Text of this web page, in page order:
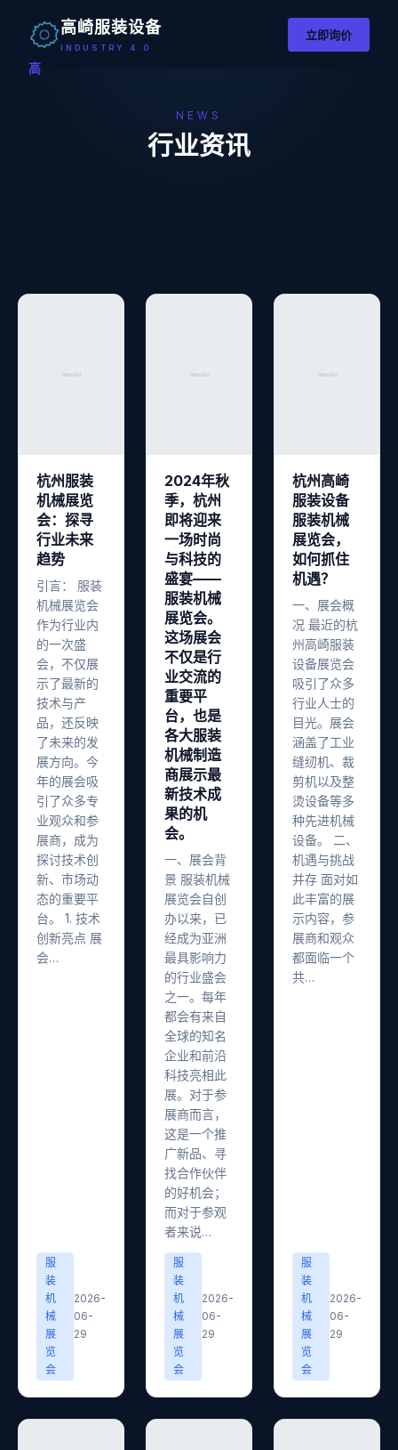
高
高崎服装设备
INDUSTRY 4.0
立即询价
NEWS
行业资讯
杭州服装
机械展览
会：探寻
行业未来
趋势
引言： 服装
机械展览会
作为行业内
的一次盛
会，不仅展
示了最新的
技术与产
品，还反映
了未来的发
展方向。今
年的展会吸
引了众多专
业观众和参
展商，成为
探讨技术创
新、市场动
态的重要平
台。 1. 技术
创新亮点 展
会…
服
装
机
械
展
览
会
2026-
06-
29
2024年秋
季，杭州
即将迎来
一场时尚
与科技的
盛宴——
服装机械
展览会。
这场展会
不仅是行
业交流的
重要平
台，也是
各大服装
机械制造
商展示最
新技术成
果的机
会。
一、展会背
景 服装机械
展览会自创
办以来，已
经成为亚洲
最具影响力
的行业盛会
之一。每年
都会有来自
全球的知名
企业和前沿
科技亮相此
展。对于参
展商而言，
这是一个推
广新品、寻
找合作伙伴
的好机会；
而对于参观
者来说…
服
装
机
械
展
览
会
2026-
06-
29
杭州高崎
服装设备
服装机械
展览会，
如何抓住
机遇？
一、展会概
况 最近的杭
州高崎服装
设备展览会
吸引了众多
行业人士的
目光。展会
涵盖了工业
缝纫机、裁
剪机以及整
烫设备等多
种先进机械
设备。 二、
机遇与挑战
并存 面对如
此丰富的展
示内容，参
展商和观众
都面临一个
共…
服
装
机
械
展
览
会
2026-
06-
29